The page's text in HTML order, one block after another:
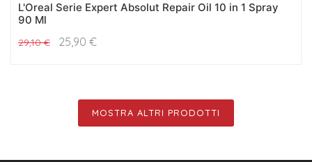
L'Oreal Serie Expert Absolut Repair Oil 10 in 1 Spray
90 Ml
29,10€ 25,90 €
MOSTRA ALTRI PRODOTTI